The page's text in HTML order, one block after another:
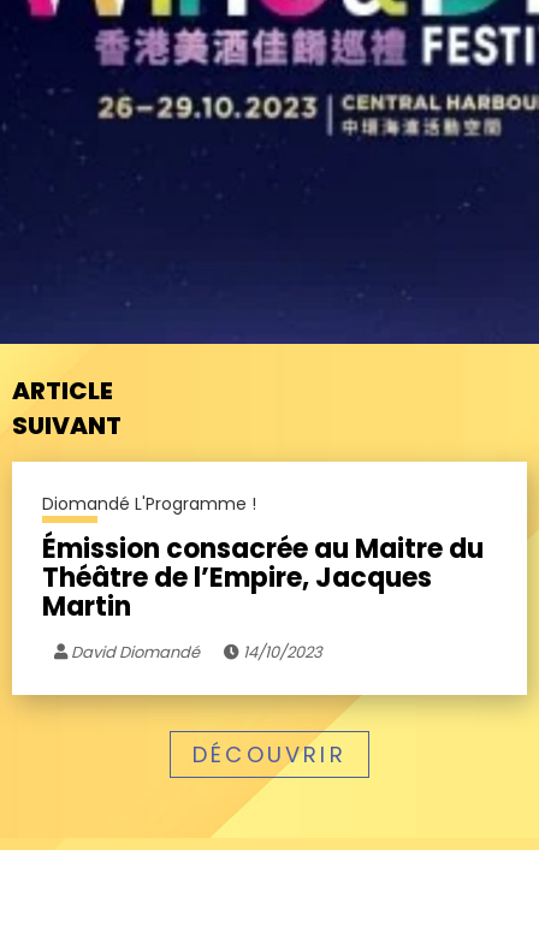
ARTICLE
SUIVANT
Diomandé L'Programme !
Émission consacrée au Maitre du
Théâtre de l’Empire, Jacques
Martin
David Diomandé 14/10/2023
DÉCOUVRIR